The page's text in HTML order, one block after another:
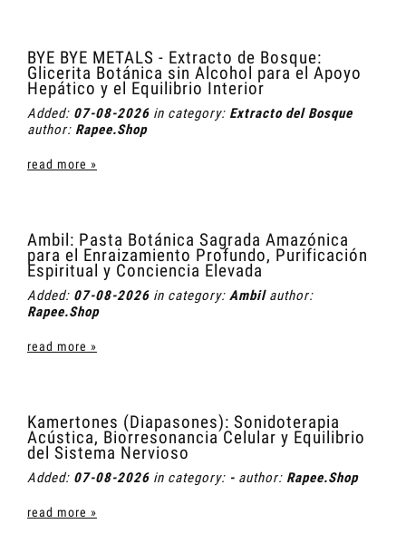
BYE BYE METALS - Extracto de Bosque:
Glicerita Botánica sin Alcohol para el Apoyo
Hepático y el Equilibrio Interior
Added: 07-08-2026 in category: Extracto del Bosque
author: Rapee.Shop
read more »
Ambil: Pasta Botánica Sagrada Amazónica
para el Enraizamiento Profundo, Purificación
Espiritual y Conciencia Elevada
Added: 07-08-2026 in category: Ambilauthor:
Rapee.Shop
read more »
Kamertones (Diapasones): Sonidoterapia
Acústica, Biorresonancia Celular y Equilibrio
del Sistema Nervioso
Added: 07-08-2026 in category: - author: Rapee.Shop
read more »